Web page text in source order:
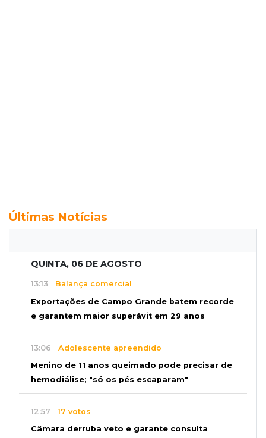
Últimas Notícias
QUINTA, 06 DE AGOSTO
13:13 Balança comercial
Exportações de Campo Grande batem recorde
e garantem maior superávit em 29 anos
13:06 Adolescente apreendido
Menino de 11 anos queimado pode precisar de
hemodiálise; "só os pés escaparam"
12:57 17 votos
Câmara derruba veto e garante consulta